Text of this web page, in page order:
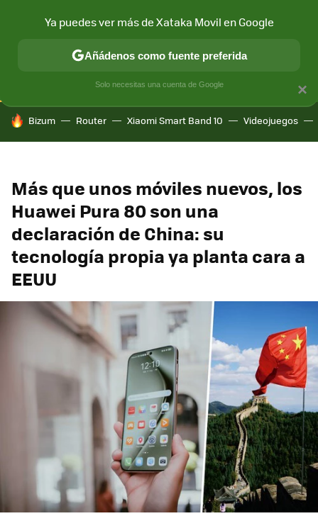
CONECTIVIDAD MÓVIL Y SOCIEDAD APLICACIONES
HOY SE HABLA DE
Bizum Router Xiaomi Smart Band 10 Videojuegos
Más que unos móviles nuevos, los
Huawei Pura 80 son una
declaración de China: su
tecnología propia ya planta cara a
EEUU
×
Ya puedes ver más de Xataka Movil en Google
Añádenos como fuente preferida
Solo necesitas una cuenta de Google